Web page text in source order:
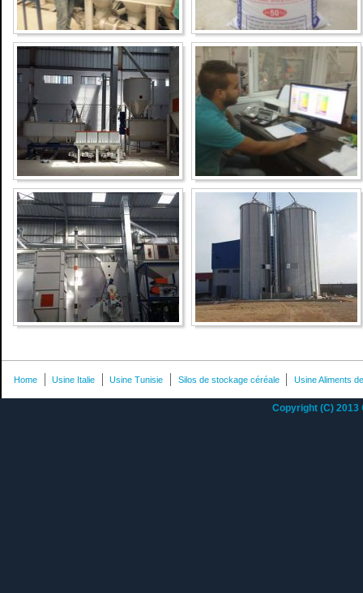
Home Usine Italie Usine Tunisie Silos de stockage céréale Usine Aliments
Copyright (C) 2013